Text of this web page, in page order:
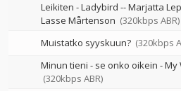
Leikiten - Ladybird --Marjatta
Lasse Mårtenson (320kbps ABR)
Muistatko syyskuun? (320kbps
Minun tieni - se onko oikein - My
(320kbps ABR)